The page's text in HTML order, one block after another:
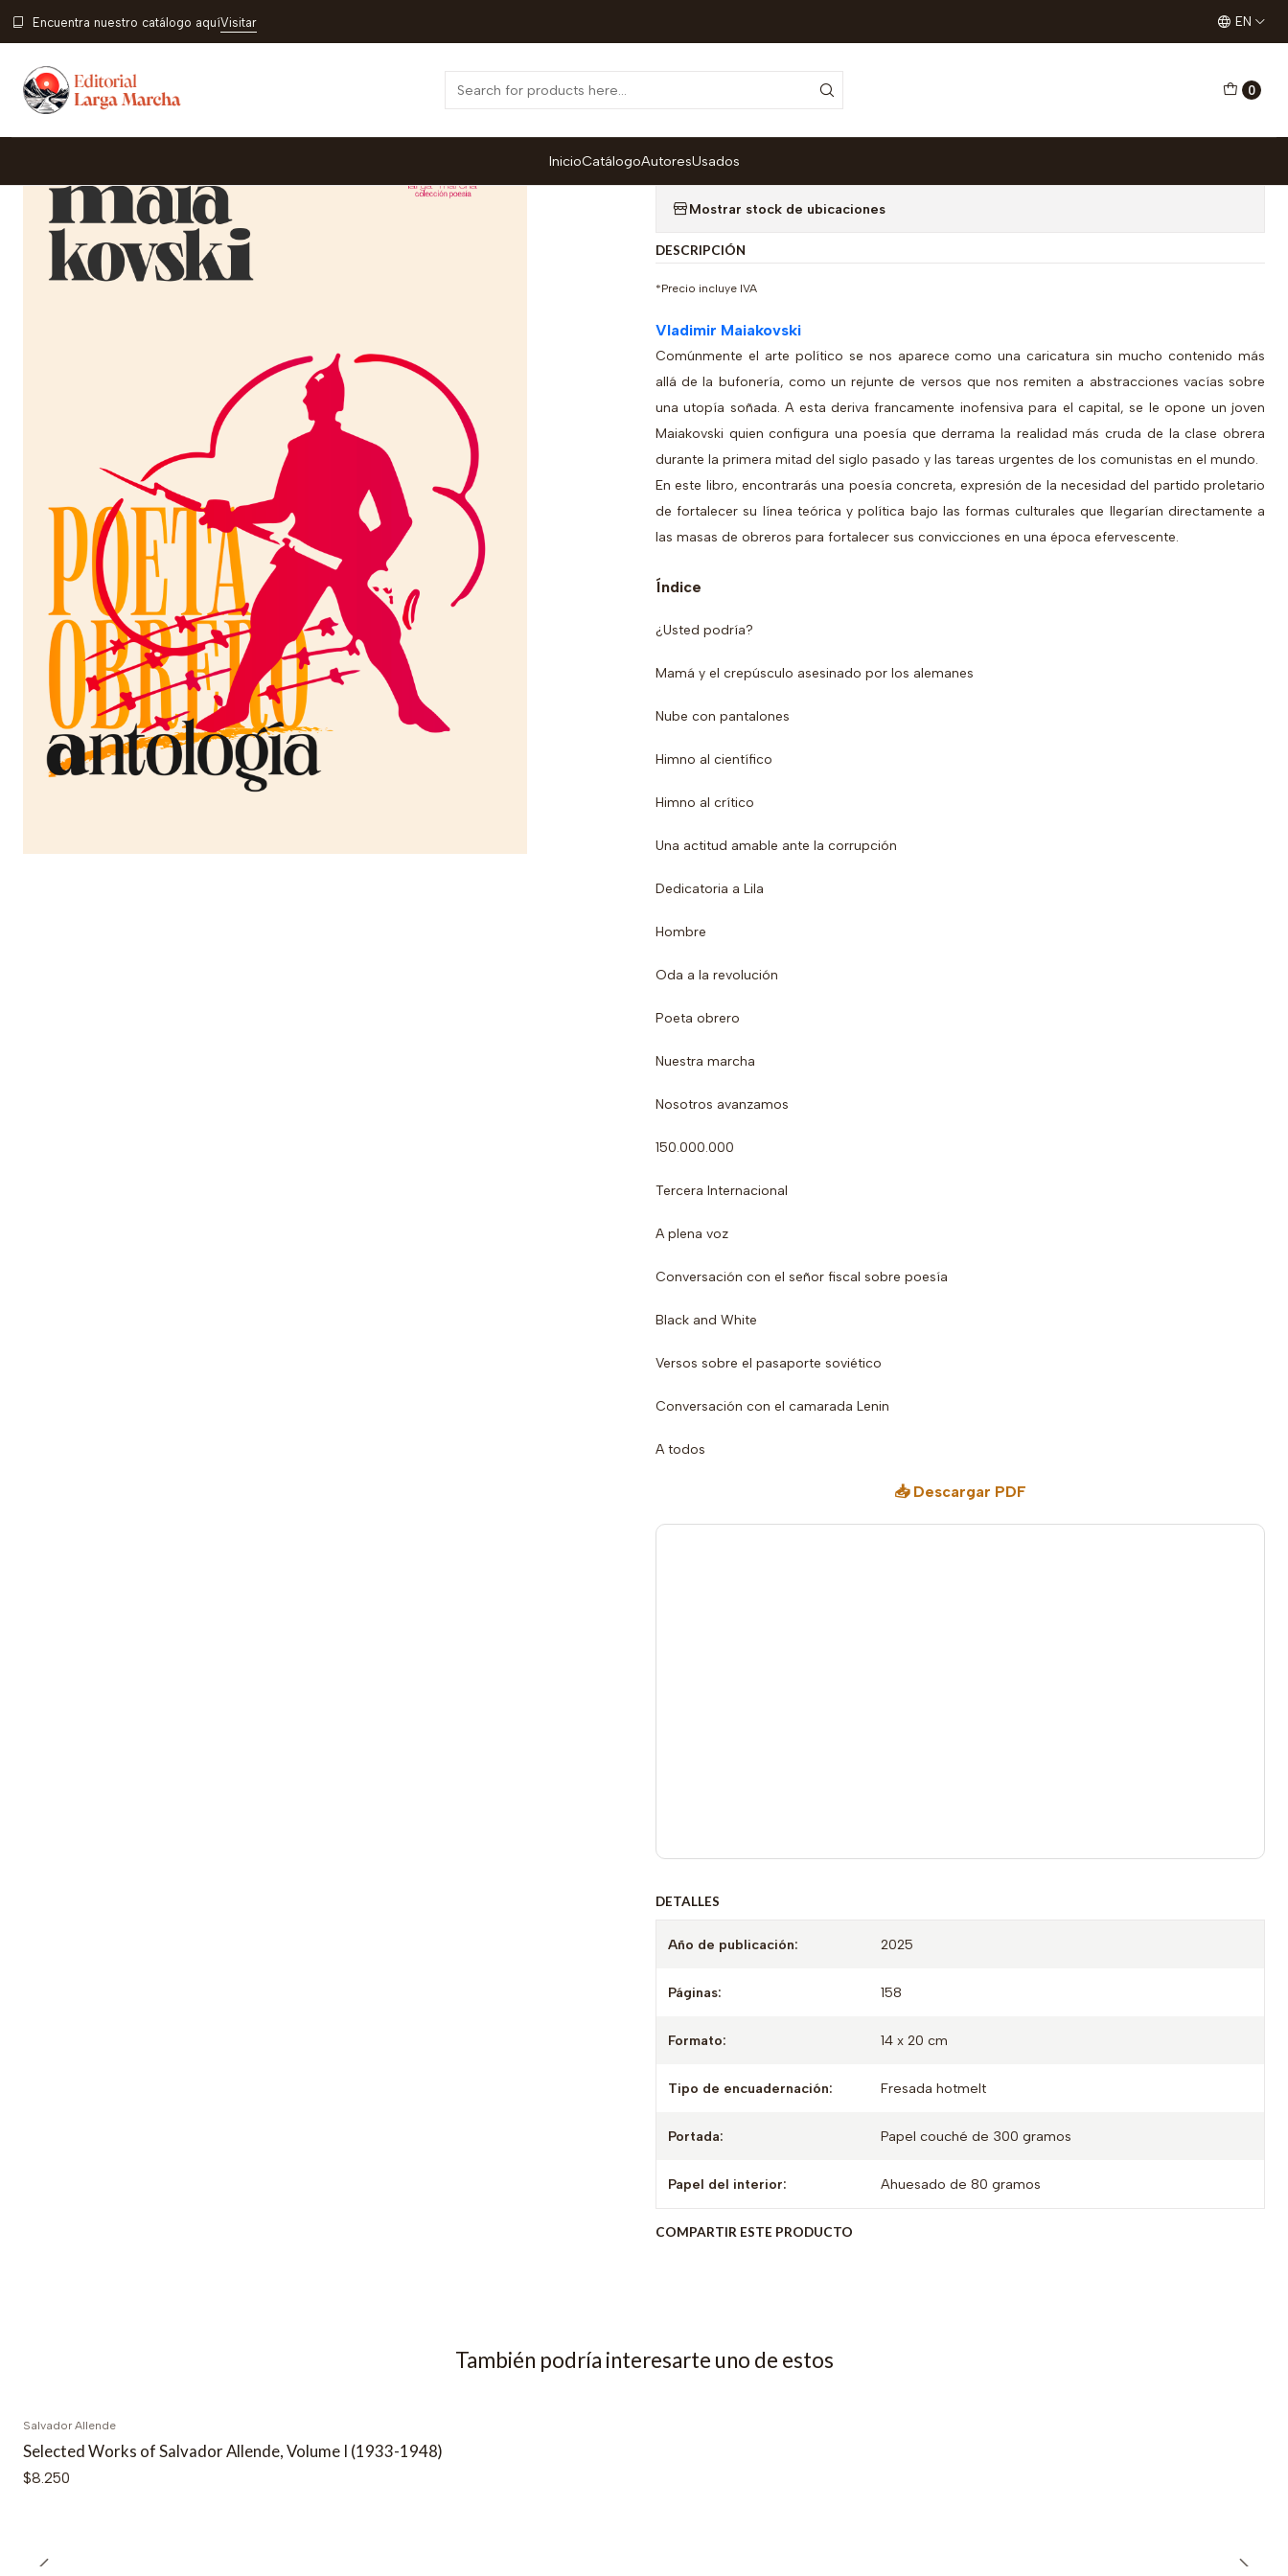
0
InicioCatálogoAutoresUsados
Encuentra nuestro catálogo aquíVisitar EN
Poeta Obrero. Antología
Quantity
Mostrar stock de ubicaciones
DESCRIPCIÓN
*Precio incluye IVA
Vladimir Maiakovski
Comúnmente el arte político se nos aparece como una caricatura sin mucho contenido más
allá de la bufonería, como un rejunte de versos que nos remiten a abstracciones vacías sobre
una utopía soñada. A esta deriva francamente inofensiva para el capital, se le opone un joven
Maiakovski quien configura una poesía que derrama la realidad más cruda de la clase obrera
durante la primera mitad del siglo pasado y las tareas urgentes de los comunistas en el mundo.
En este libro, encontrarás una poesía concreta, expresión de la necesidad del partido proletario
de fortalecer su línea teórica y política bajo las formas culturales que llegarían directamente a
las masas de obreros para fortalecer sus convicciones en una época efervescente.
Índice
¿Usted podría?
Mamá y el crepúsculo asesinado por los alemanes
Nube con pantalones
Himno al científico
Himno al crítico
Una actitud amable ante la corrupción
Dedicatoria a Lila
Hombre
Oda a la revolución
Poeta obrero
Nuestra marcha
Nosotros avanzamos
150.000.000
Tercera Internacional
A plena voz
Conversación con el señor fiscal sobre poesía
Black and White
Versos sobre el pasaporte soviético
Conversación con el camarada Lenin
A todos
📥 Descargar PDF
DETALLES
Año de publicación: 2025
Páginas: 158
Formato: 14 x 20 cm
Tipo de encuadernación: Fresada hotmelt
Portada: Papel couché de 300 gramos
Papel del interior: Ahuesado de 80 gramos
COMPARTIR ESTE PRODUCTO
También podría interesarte uno de estos
Salvador Allende
Selected Works of Salvador Allende, Volume I (1933-1948)
$8.250